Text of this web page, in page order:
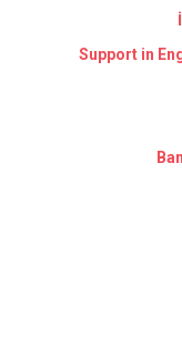
Support in